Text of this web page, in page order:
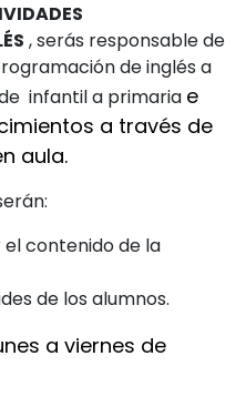
, serás responsable de
de inglés a
infantil a primaria e
a través de
aula.
contenido de la
de los alumnos.
a viernes de